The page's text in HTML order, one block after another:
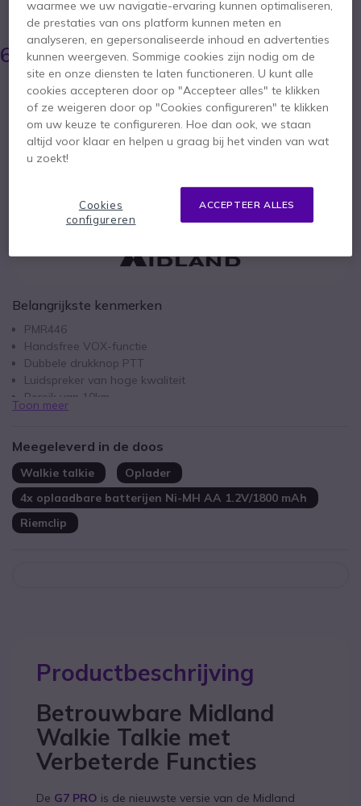
BESPAAR 20,00 €
89,95 €
69,95 € ex. BTW- 84,64 € incl. BTW
Aantal
IN WINKELWAGEN
OFFERTE BINNEN 4 UUR
Belangrijkste kenmerken
PMR446
Handsfree VOX-functie
Dubbele drukknop PTT
Luidspreker van hoge kwaliteit
Bereik van 10km
8 kanalen/ 38 subkanalen
Camouflage versie
Toon meer
Meegeleverd in de doos
Walkie talkie
Oplader
4x oplaadbare batterijen Ni-MH AA 1.2V/1800 mAh
Riemclip
Productbeschrijving
Betrouwbare Midland
Walkie Talkie met
Verbeterde Functies
De G7 PRO is de nieuwste versie van de Midland
waarmee we uw navigatie-ervaring kunnen optimaliseren,
de prestaties van ons platform kunnen meten en
analyseren, en gepersonaliseerde inhoud en advertenties
kunnen weergeven. Sommige cookies zijn nodig om de
site en onze diensten te laten functioneren. U kunt alle
cookies accepteren door op "Accepteer alles" te klikken
of ze weigeren door op "Cookies configureren" te klikken
om uw keuze te configureren. Hoe dan ook, we staan
altijd voor klaar en helpen u graag bij het vinden van wat
u zoekt!
ACCEPTEER ALLES
Cookies
configureren